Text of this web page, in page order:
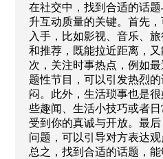
在社交中，找到合适的话
升互动质量的关键。首先
入手，比如影视、音乐、
和推荐，既能拉近距离，
次，关注时事热点，例如
题性节目，可以引发热烈
闷。此外，生活琐事也是
些趣闻、生活小技巧或者
受到你的真诚与开放。最
问题，可以引导对方表达观
总之，找到合适的话题，